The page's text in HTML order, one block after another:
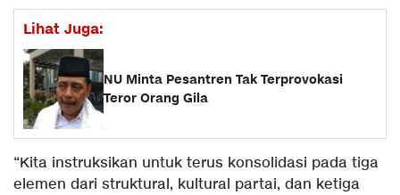
Lihat Juga:
NU Minta Pesantren Tak Terprovokasi
Teror Orang Gila
“Kita instruksikan untuk terus konsolidasi pada tiga
elemen dari struktural, kultural partai, dan ketiga